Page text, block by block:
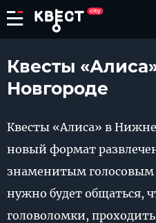
Квесты
Новгороде
Квесты «Алиса» в
новый формат
знаменитым
нужно будет общаться,
головоломки,